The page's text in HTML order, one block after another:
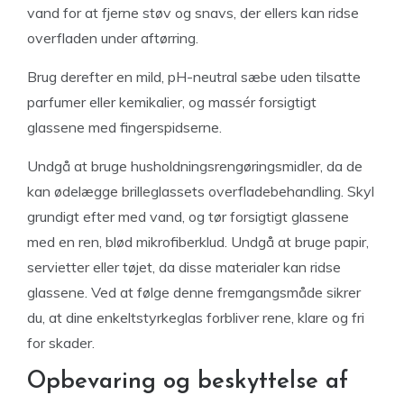
vand for at fjerne støv og snavs, der ellers kan ridse
overfladen under aftørring.
Brug derefter en mild, pH-neutral sæbe uden tilsatte
parfumer eller kemikalier, og massér forsigtigt
glassene med fingerspidserne.
Undgå at bruge husholdningsrengøringsmidler, da de
kan ødelægge brilleglassets overfladebehandling. Skyl
grundigt efter med vand, og tør forsigtigt glassene
med en ren, blød mikrofiberklud. Undgå at bruge papir,
servietter eller tøjet, da disse materialer kan ridse
glassene. Ved at følge denne fremgangsmåde sikrer
du, at dine enkeltstyrkeglas forbliver rene, klare og fri
for skader.
Opbevaring og beskyttelse af